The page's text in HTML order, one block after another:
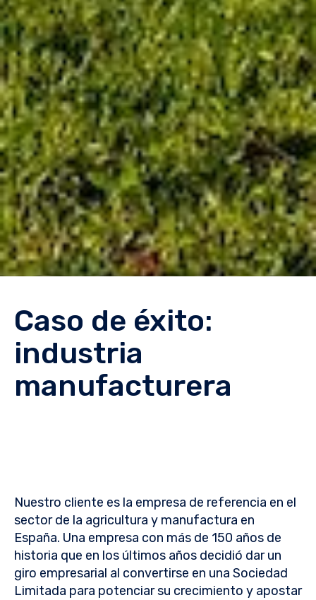
Caso de éxito:
industria
manufacturera
Nuestro cliente es la empresa de referencia en el
sector de la agricultura y manufactura en
España. Una empresa con más de 150 años de
historia que en los últimos años decidió dar un
giro empresarial al convertirse en una Sociedad
Limitada para potenciar su crecimiento y apostar